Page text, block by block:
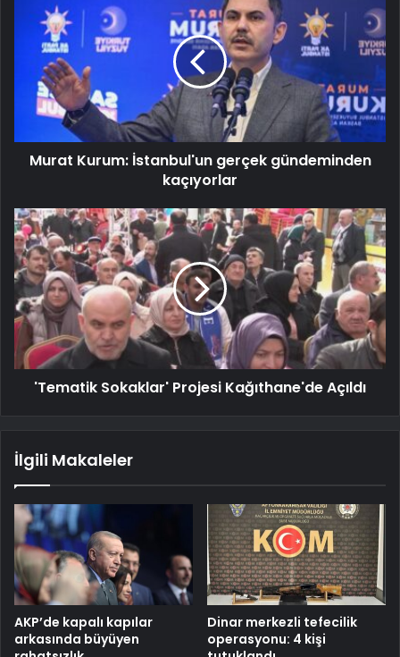
Murat Kurum: İstanbul'un gerçek gündeminden
kaçıyorlar
'Tematik Sokaklar' Projesi Kağıthane'de Açıldı
İlgili Makaleler
AKP’de kapalı kapılar
arkasında büyüyen
Dinar merkezli tefecilik
operasyonu: 4 kişi